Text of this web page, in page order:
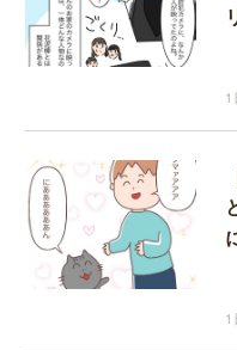
1
1